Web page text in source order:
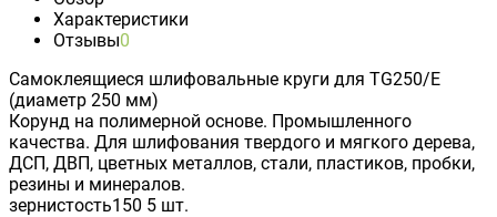
Характеристики
Отзывы0
Самоклеящиеся шлифовальные круги для TG250/Е
(диаметр 250 мм)
Корунд на полимерной основе. Промышленного
качества. Для шлифования твердого и мягкого дерева,
ДСП, ДВП, цветных металлов, стали, пластиков, пробки,
резины и минералов.
зернистость150 5 шт.